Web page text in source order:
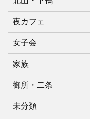
夜カフェ
女子会
家族
御所・二条
未分類